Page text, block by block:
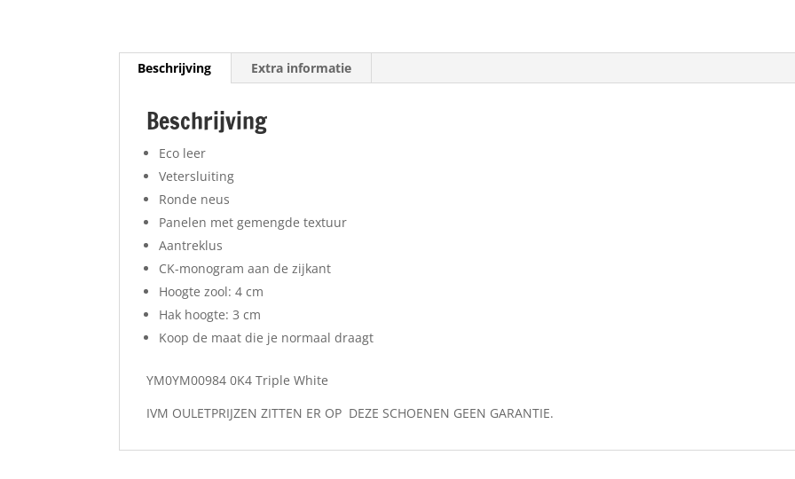
Beschrijving Extra informatie
Beschrijving
Eco leer
Vetersluiting
Ronde neus
Panelen met gemengde textuur
Aantreklus
CK-monogram aan de zijkant
Hoogte zool: 4 cm
Hak hoogte: 3 cm
Koop de maat die je normaal draagt
YM0YM00984 0K4 Triple White
IVM OULETPRIJZEN ZITTEN ER OP DEZE SCHOENEN GEEN GARANTIE.